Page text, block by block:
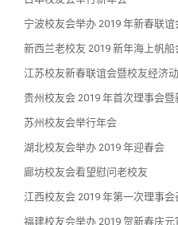
宁波校友会举办 2019 年新春联谊
新西兰老校友 2019 新年海上帆
江苏校友新春联谊会暨校友经济
贵州校友会 2019 年首次理事会
苏州校友会举行年会
湖北校友会举办 2019 年迎春会
廊坊校友会看望慰问老校友
江西校友会 2019 年第一次理事会
福建校友会举办 2019 贺新春庆元